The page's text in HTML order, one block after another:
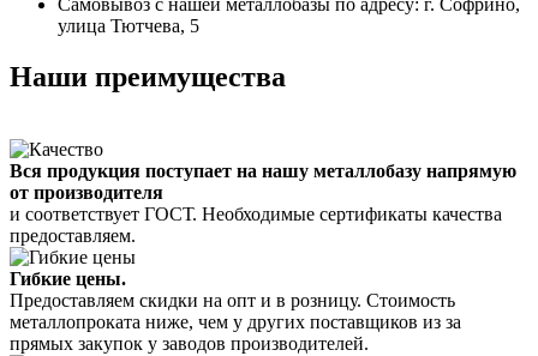
Самовывоз с нашей металлобазы по адресу: г. Софрино,
улица Тютчева, 5
Наши преимущества
Вся продукция поступает на нашу металлобазу напрямую
от производителя
и соответствует ГОСТ. Необходимые сертификаты качества
предоставляем.
Гибкие цены.
Предоставляем скидки на опт и в розницу. Стоимость
металлопроката ниже, чем у других поставщиков из за
прямых закупок у заводов производителей.